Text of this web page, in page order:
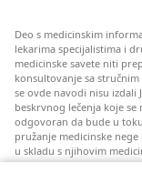
Deo s medicinskim
lekarima specijalistima i
medicinske savete niti
konsultovanje sa
se ovde navodi nisu izdali
beskrvnog lečenja koje
odgovoran da bude u
pružanje medicinske
u skladu s njihovim
sve ovde navedene